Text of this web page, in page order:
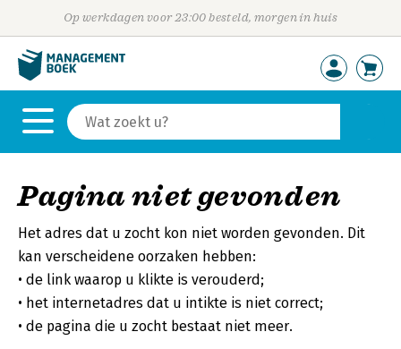
Op werkdagen voor 23:00 besteld, morgen in huis
Pagina niet gevonden
Het adres dat u zocht kon niet worden gevonden. Dit
kan verscheidene oorzaken hebben:
de link waarop u klikte is verouderd;
het internetadres dat u intikte is niet correct;
de pagina die u zocht bestaat niet meer.